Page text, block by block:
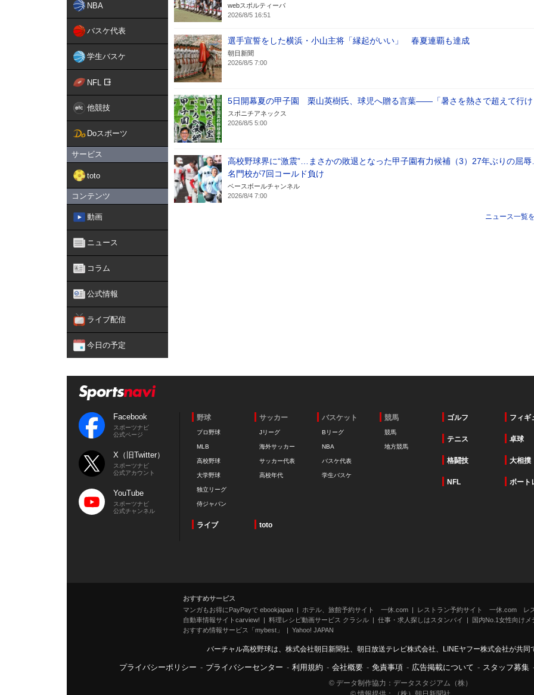
NBA
バスケ代表
学生バスケ
NFL
他競技
Doスポーツ
サービス
toto
コンテンツ
動画
ニュース
コラム
公式情報
ライブ配信
今日の予定
webスポルティーバ
2026/8/5 16:51
選手宣誓をした横浜・小山主将「縁起がいい」 春夏連覇も達成
朝日新聞
2026/8/5 7:00
5日開幕夏の甲子園 栗山英樹氏、球児へ贈る言葉――「暑さを熱さで超えて行け
スポニチアネックス
2026/8/5 5:00
高校野球界に“激震”…まさかの敗退となった甲子園有力候補（3）27年ぶりの屈
名門校が7回コールド負け
ベースボールチャンネル
2026/8/4 7:00
ニュース一覧
Facebook
スポーツナビ
公式ページ
X（旧Twitter）
スポーツナビ
公式アカウント
YouTube
スポーツナビ
公式チャンネル
野球
プロ野球
MLB
高校野球
大学野球
独立リーグ
侍ジャパン
サッカー
Jリーグ
海外サッカー
サッカー代表
高校年代
バスケット
Bリーグ
NBA
バスケ代表
学生バスケ
競馬
競馬
地方競馬
ゴルフ フィギ
テニス 卓球
格闘技 大相撲
NFL ボート
ライブ toto
おすすめサービス
マンガもお得にPayPayで ebookjapan
ホテル、旅館予約サイト 一休.com
レストラン予約サイト 一休.com レ
自動車情報サイトcarview!
料理レシピ動画サービス クラシル 仕事・求人探しはスタンバイ
国内No.1女性向けメ
おすすめ情報サービス「mybest」
Yahoo! JAPAN
バーチャル高校野球は、株式会社朝日新聞社、朝日放送テレビ株式会社、LINEヤフー株式会社が共同
プライバシーポリシー - プライバシーセンター - 利用規約 - 会社概要 - 免責事項 - 広告掲載について - スタッフ募集
© データ制作協力：データスタジアム（株）